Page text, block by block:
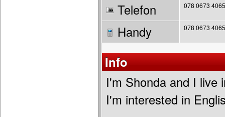
Telefon 078 0673 4065
Handy 078 0673 4065
Info
I'm Shonda and I live
I'm interested in